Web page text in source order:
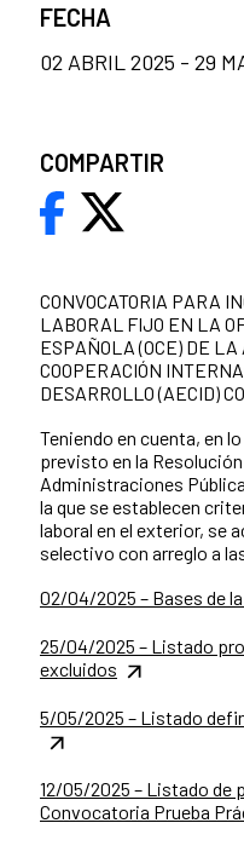
CONVOCATORIA PARA
LABORAL FIJO EN LA
ESPAÑOLA (OCE) DE
COOPERACIÓN
DESARROLLO (AECID)
Teniendo en cuenta, en
previsto en la
Administraciones
la que se establecen
laboral en el exterior, se
selectivo con arreglo a
02/04/2025 – Bases de
25/04/2025 – Listado
excluidos
5/05/2025 – Listado
12/05/2025 – Listado de
Convocatoria Prueba
FECHA
02 ABRIL 2025 - 29
COMPARTIR